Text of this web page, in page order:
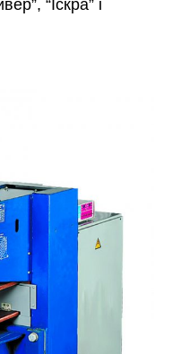
“Іскра” і